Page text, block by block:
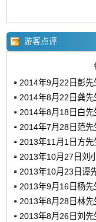
游客点评
2014年9月22日彭
2014年8月22日龚
2014年8月18日白
2014年7月28日范
2013年11月1日方
2013年10月27日刘
2013年10月23日谭
2013年9月16日杨
2013年8月28日林
2013年8月26日刘